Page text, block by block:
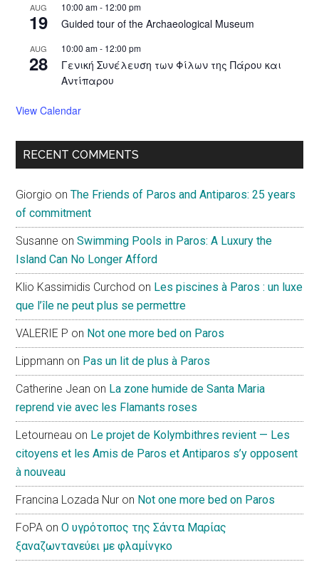
AUG
19
10:00 am- 12:00 pm
Guided tour of the Archaeological Museum
AUG
28
10:00 am- 12:00 pm
Γενική Συνέλευση των Φίλων της Πάρου και
Αντίπαρου
View Calendar
RECENT COMMENTS
Giorgio onThe Friends of Paros and Antiparos: 25 years
of commitment
Susanne onSwimming Pools in Paros: A Luxury the
Island Can No Longer Afford
Klio Kassimidis Curchod on Les piscines à Paros : un luxe
que l’île ne peut plus se permettre
VALERIE P on Not one more bed on Paros
Lippmann on Pas un lit de plus à Paros
Catherine Jean on La zone humide de Santa Maria
reprend vie avec les Flamants roses
Letourneau on Le projet de Kolymbithres revient — Les
citoyens et les Amis de Paros et Antiparos s’y opposent
à nouveau
Francina Lozada Nur on Not one more bed on Paros
FoPA onΟ υγρότοπος της Σάντα Μαρίας
ξαναζωντανεύει με φλαμίνγκο